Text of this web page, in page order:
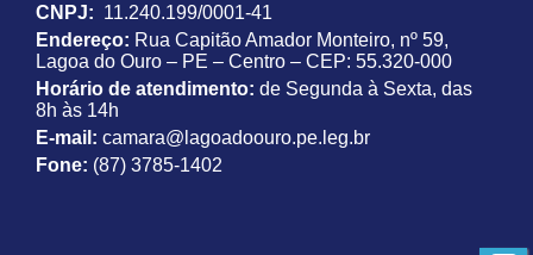
CNPJ: 11.240.199/0001-41
Endereço: Rua Capitão Amador Monteiro, nº 59,
Lagoa do Ouro – PE – Centro – CEP: 55.320-000
Horário de atendimento: de Segunda à Sexta, das
8h às 14h
E-mail: camara@lagoadoouro.pe.leg.br
Fone: (87) 3785-1402